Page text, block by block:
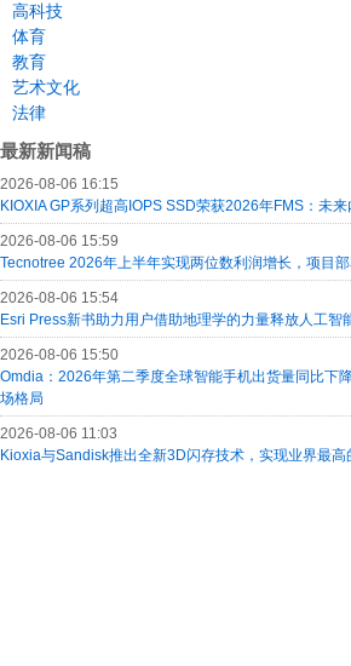
高科技
体育
教育
艺术文化
法律
最新新闻稿
2026-08-06 16:15
KIOXIA GP系列超高IOPS SSD荣获2026年FMS：未
2026-08-06 15:59
Tecnotree 2026年上半年实现两位数利润增长，项目
2026-08-06 15:54
Esri Press新书助力用户借助地理学的力量释放人工智
2026-08-06 15:50
Omdia：2026年第二季度全球智能手机出货量同比下
场格局
2026-08-06 11:03
Kioxia与Sandisk推出全新3D闪存技术，实现业界最